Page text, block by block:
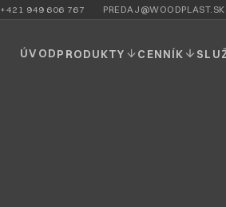
+421 949 606 767 PREDAJ@WOODPLAST.SK
ÚVODPRODUKTY CENNÍK